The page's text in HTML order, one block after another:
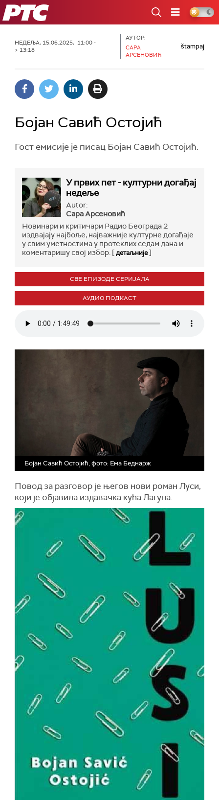
РТС
НЕДЕЉА, 15.06.2025, 11:00 -
> 13:18
АУТОР:
САРА
АРСЕНОВИЋ
štampaj
Бојан Савић Остојић
Гост емисије је писац Бојан Савић Остојић.
У првих пет - културни догађај
недеље
Autor:
Сара Арсеновић
Новинари и критичари Радио Београда 2
издвајају најбоље, најважније културне догађаје
у свим уметностима у протеклих седам дана и
коментаришу свој избор. [детаљније]
СВЕ ЕПИЗОДЕ СЕРИЈАЛА
АУДИО ПОДКАСТ
Бојан Савић Остојић, фото: Ема Беднарж
Повод за разговор је његов нови роман Луси,
који је објавила издавачка кућа Лагуна.